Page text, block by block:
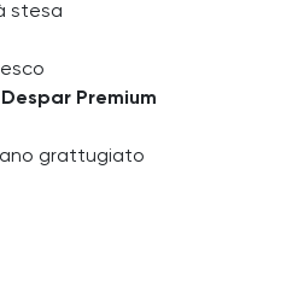
stesa
Premium
grattugiato